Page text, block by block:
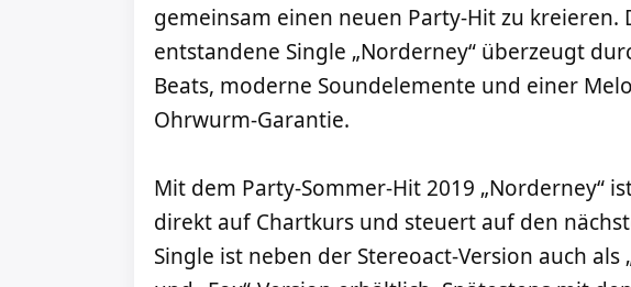
gemeinsam einen neuen Party-Hit zu kreieren.
entstandene Single „Norderney“ überzeugt
Beats, moderne Soundelemente und einer
Ohrwurm-Garantie.
Mit dem Party-Sommer-Hit 2019 „Norderney“
direkt auf Chartkurs und steuert auf den
Single ist neben der Stereoact-Version auch als